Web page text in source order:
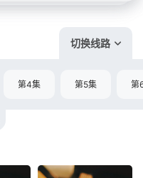
切换线路
第4集 第5集 第